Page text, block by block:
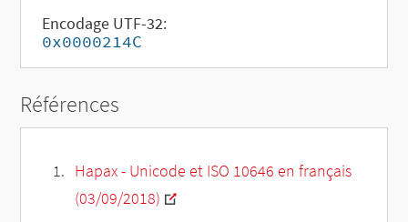
Encodage UTF-32:
0x0000214C
Références
Hapax - Unicode et ISO 10646 en français
(03/09/2018)